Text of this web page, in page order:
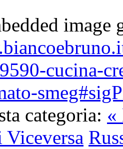
image
cucina-
categoria: «